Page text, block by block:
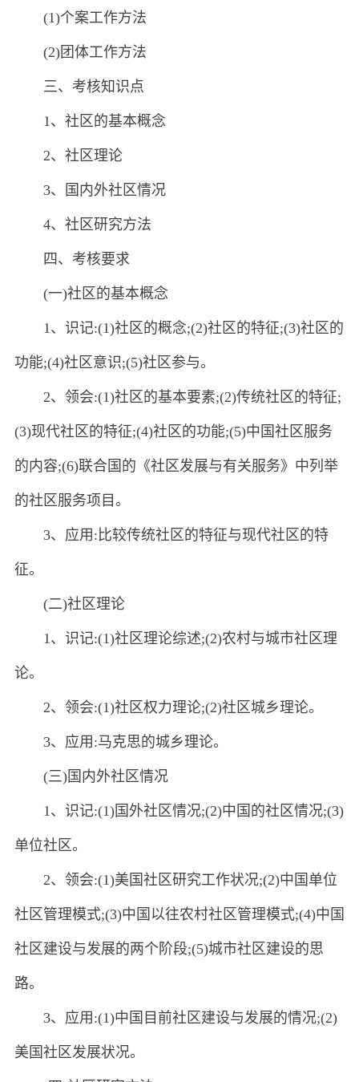
(1)个案工作方法
(2)团体工作方法
三、考核知识点
1、社区的基本概念
2、社区理论
3、国内外社区情况
4、社区研究方法
四、考核要求
(一)社区的基本概念
1、识记:(1)社区的概念;(2)社区的特征;(3)社区的
功能;(4)社区意识;(5)社区参与。
2、领会:(1)社区的基本要素;(2)传统社区的特征;
(3)现代社区的特征;(4)社区的功能;(5)中国社区服务
的内容;(6)联合国的《社区发展与有关服务》中列举
的社区服务项目。
3、应用:比较传统社区的特征与现代社区的特
征。
(二)社区理论
1、识记:(1)社区理论综述;(2)农村与城市社区理
论。
2、领会:(1)社区权力理论;(2)社区城乡理论。
3、应用:马克思的城乡理论。
(三)国内外社区情况
1、识记:(1)国外社区情况;(2)中国的社区情况;(3)
单位社区。
2、领会:(1)美国社区研究工作状况;(2)中国单位
社区管理模式;(3)中国以往农村社区管理模式;(4)中国
社区建设与发展的两个阶段;(5)城市社区建设的思
路。
3、应用:(1)中国目前社区建设与发展的情况;(2)
美国社区发展状况。